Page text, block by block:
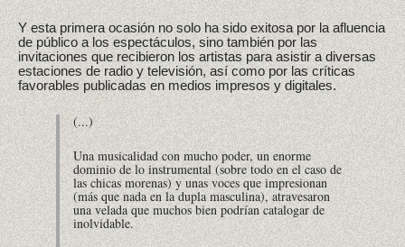
Y esta primera ocasión no solo ha sido exitosa por la afluencia
de público a los espectáculos, sino también por las
invitaciones que recibieron los artistas para asistir a diversas
estaciones de radio y televisión, así como por las críticas
favorables publicadas en medios impresos y digitales.
(...)
Una musicalidad con mucho poder, un enorme
dominio de lo instrumental (sobre todo en el caso de
las chicas morenas) y unas voces que impresionan
(más que nada en la dupla masculina), atravesaron
una velada que muchos bien podrían catalogar de
inolvidable.